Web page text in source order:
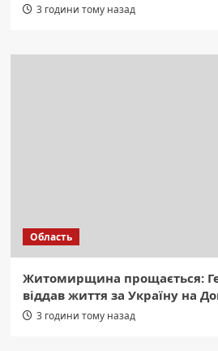
3 години тому назад
Область
Житомирщина прощається:
віддав життя за Україну на
3 години тому назад